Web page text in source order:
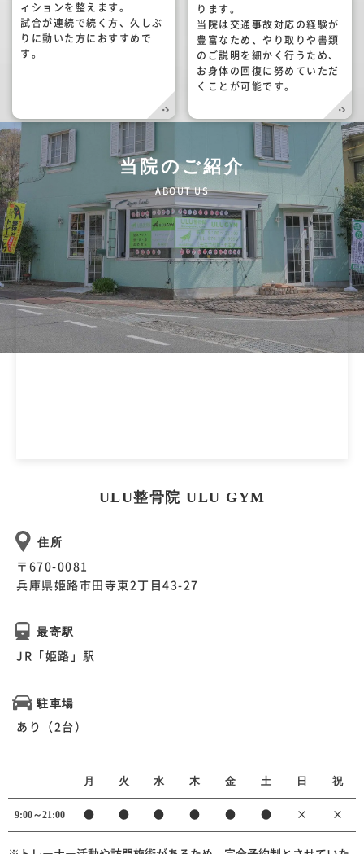
ィションを整えます。
試合が連続で続く方、久しぶ
りに動いた方におすすめで
す。
ります。
当院は交通事故対応の経験が
豊富なため、やり取りや書類
のご説明を細かく行うため、
お身体の回復に努めていただ
くことが可能です。
当院のご紹介
ABOUT US
ULU整骨院 ULU GYM
住所
〒670-0081
兵庫県姫路市田寺東2丁目43-27
最寄駅
JR「姫路」駅
駐車場
あり（2台）
月 火 水 木 金 土 日 祝
9:00～21:00 ● ● ● ● ● ● × ×